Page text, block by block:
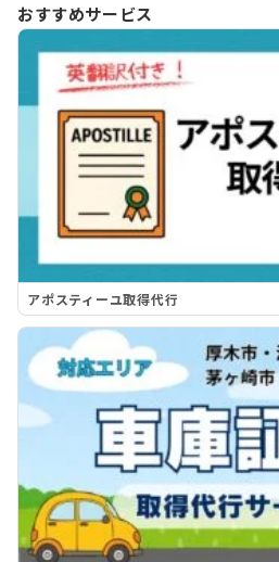
おすすめサービス
アポスティーユ取得代行